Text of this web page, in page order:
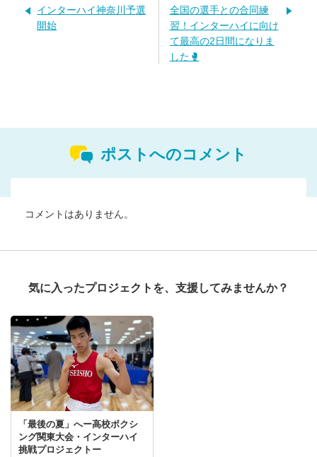
インターハイ神奈川予選
開始
全国の選手との合同練
習！インターハイに向け
て最高の2日間になりま
した🥊
ポストへのコメント
コメントはありません。
気に入ったプロジェクトを、支援してみませんか？
「最後の夏」へー高校ボクシ
ング関東大会・インターハイ
挑戦プロジェクトー